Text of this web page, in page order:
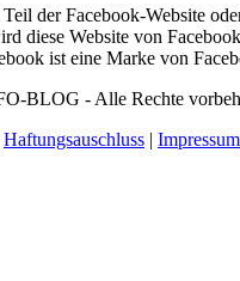
der Facebook-Website
diese Website von
ist eine Marke von
BLOG - Alle Rechte
Haftungsauschluss | Impressum